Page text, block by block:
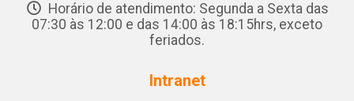
Horário de atendimento: Segunda a Sexta das
07:30 às 12:00 e das 14:00 às 18:15hrs, exceto
feriados.
Intranet